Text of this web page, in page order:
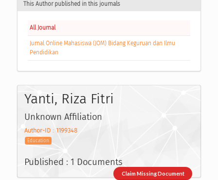
This Author published in this journals
All Journal
Jurnal Online Mahasiswa (JOM) Bidang Keguruan dan Ilmu
Pendidikan
Yanti, Riza Fitri
Unknown Affiliation
Author-ID : 1199348
Education
Published : 1 Documents
Claim Missing Document